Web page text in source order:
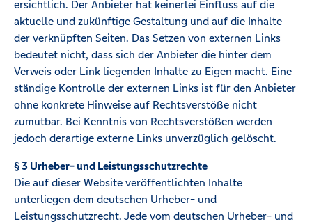
ersichtlich. Der Anbieter hat keinerlei Einfluss auf die
aktuelle und zukünftige Gestaltung und auf die Inhalte
der verknüpften Seiten. Das Setzen von externen Links
bedeutet nicht, dass sich der Anbieter die hinter dem
Verweis oder Link liegenden Inhalte zu Eigen macht. Eine
ständige Kontrolle der externen Links ist für den Anbieter
ohne konkrete Hinweise auf Rechtsverstöße nicht
zumutbar. Bei Kenntnis von Rechtsverstößen werden
jedoch derartige externe Links unverzüglich gelöscht.
§ 3 Urheber- und Leistungsschutzrechte
Die auf dieser Website veröffentlichten Inhalte
unterliegen dem deutschen Urheber- und
Leistungsschutzrecht. Jede vom deutschen Urheber- und